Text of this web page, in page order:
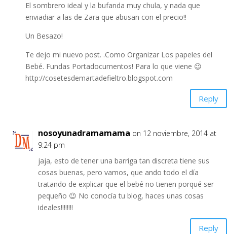
El sombrero ideal y la bufanda muy chula, y nada que
enviadiar a las de Zara que abusan con el precio!!
Un Besazo!
Te dejo mi nuevo post. .Como Organizar Los papeles del
Bebé. Fundas Portadocumentos! Para lo que viene 😉
http://cosetesdemartadefieltro.blogspot.com
Reply
nosoyunadramamama on 12 noviembre, 2014 at
9:24 pm
jaja, esto de tener una barriga tan discreta tiene sus
cosas buenas, pero vamos, que ando todo el día
tratando de explicar que el bebé no tienen porqué ser
pequeño 😉 No conocía tu blog, haces unas cosas
ideales!!!!!!!!
Reply